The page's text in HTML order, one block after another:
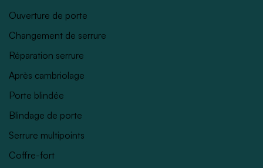
Ouverture de porte
Changement de serrure
Réparation serrure
Après cambriolage
Porte blindée
Blindage de porte
Serrure multipoints
Coffre-fort